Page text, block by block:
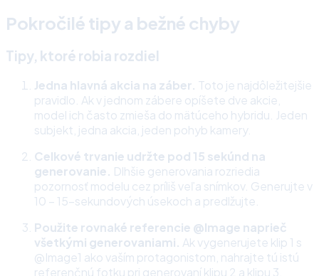
Pokročilé tipy a bežné chyby
Tipy, ktoré robia rozdiel
Jedna hlavná akcia na záber. Toto je najdôležitejšie
pravidlo. Ak v jednom zábere opíšete dve akcie,
model ich často zmieša do mätúceho hybridu. Jeden
subjekt, jedna akcia, jeden pohyb kamery.
Celkové trvanie udržte pod 15 sekúnd na
generovanie. Dlhšie generovania rozriedia
pozornosť modelu cez príliš veľa snímkov. Generujte v
10 – 15-sekundových úsekoch a predlžujte.
Použite rovnaké referencie @Image naprieč
všetkými generovaniami. Ak vygenerujete klip 1 s
@Image1 ako vaším protagonistom, nahrajte tú istú
referenčnú fotku pri generovaní klipu 2 a klipu 3.